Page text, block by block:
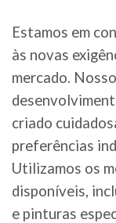
Estamos em
às novas
mercado.
criado
preferências
Utilizamos os
disponíveis,
e pinturas